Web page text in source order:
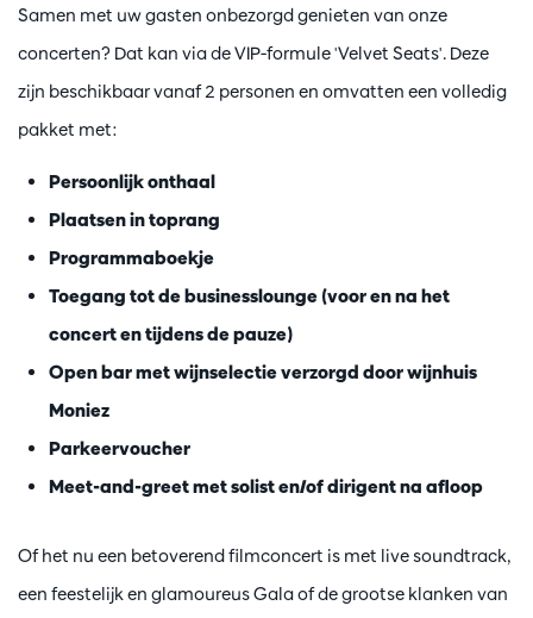
Samen met uw gasten onbezorgd genieten van onze
concerten? Dat kan via de VIP-formule 'Velvet Seats'. Deze
zijn beschikbaar vanaf 2 personen en omvatten een volledig
pakket met:
Persoonlijk onthaal
Plaatsen in toprang
Programmaboekje
Toegang tot de businesslounge (voor en na het
concert en tijdens de pauze)
Open bar met wijnselectie verzorgd door wijnhuis
Moniez
Parkeervoucher
Meet-and-greet met solist en/of dirigent na afloop
Of het nu een betoverend filmconcert is met live soundtrack,
een feestelijk en glamoureus Gala of de grootse klanken van